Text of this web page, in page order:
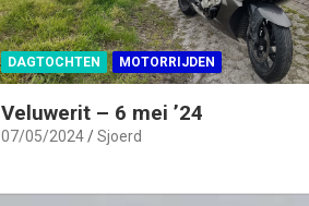
DAGTOCHTEN MOTORRIJDEN
Veluwerit – 6 mei ’24
07/05/2024 Sjoerd